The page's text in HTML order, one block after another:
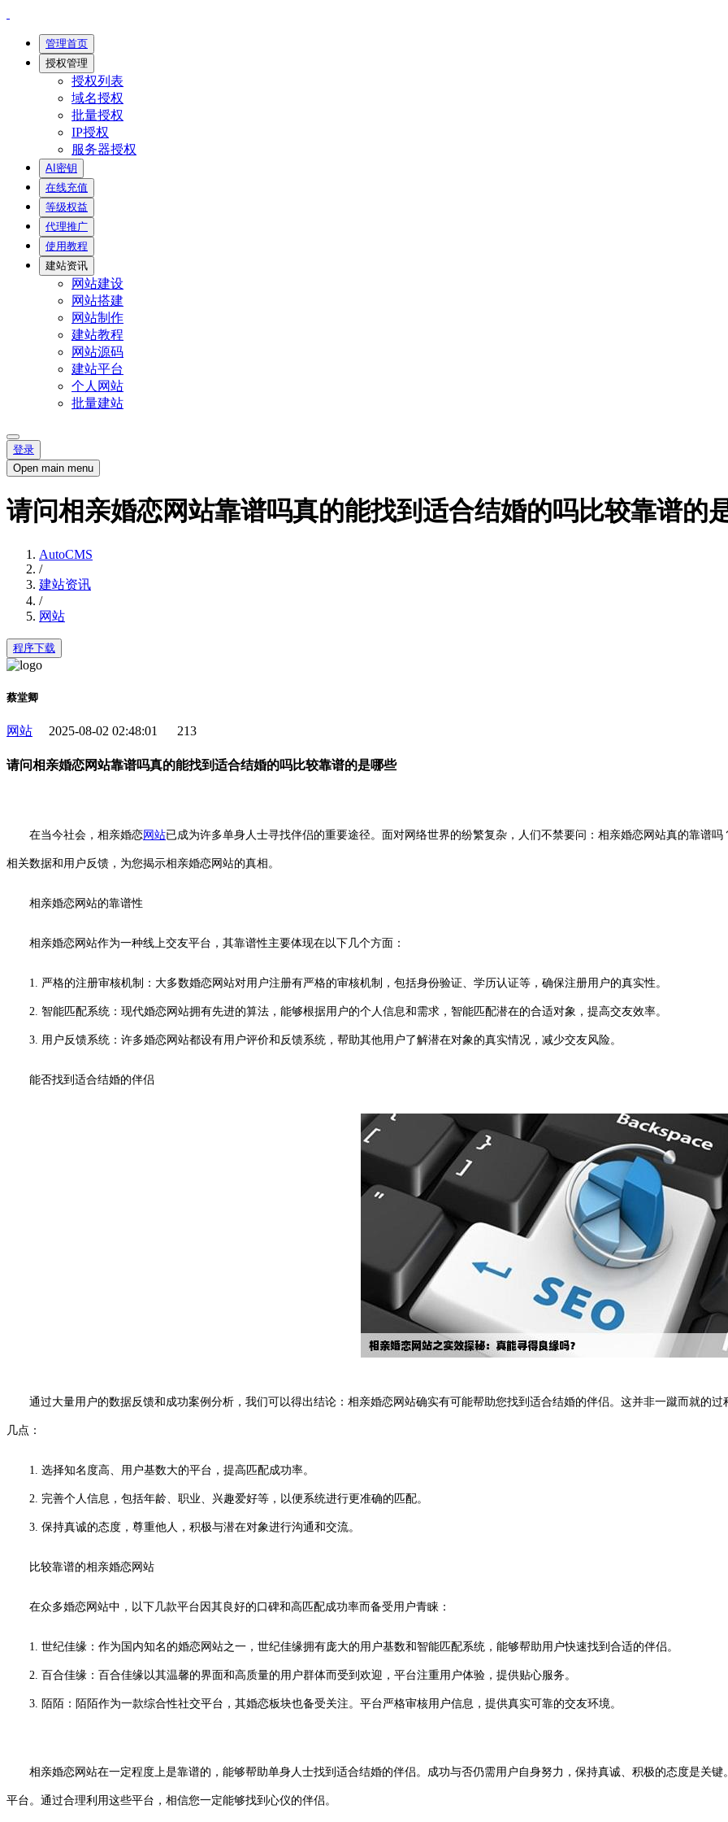
管理首页
授权管理
授权列表
域名授权
批量授权
IP授权
服务器授权
AI密钥
在线充值
等级权益
代理推广
使用教程
建站资讯
网站建设
网站搭建
网站制作
建站教程
网站源码
建站平台
个人网站
批量建站
登录
Open main menu
请问相亲婚恋网站靠谱吗真的能找到适合结婚的吗比较靠谱的
AutoCMS
/
建站资讯
/
网站
程序下载
蔡堂卿
网站 2025-08-02 02:48:01 213
请问相亲婚恋网站靠谱吗真的能找到适合结婚的吗比较靠谱的是哪些
在当今社会，相亲婚恋网站已成为许多单身人士寻找伴侣的重要途径。面对网络世界的纷繁复杂，人们不禁要问：相亲婚恋网站真的靠谱
相关数据和用户反馈，为您揭示相亲婚恋网站的真相。
相亲婚恋网站的靠谱性
相亲婚恋网站作为一种线上交友平台，其靠谱性主要体现在以下几个方面：
1. 严格的注册审核机制：大多数婚恋网站对用户注册有严格的审核机制，包括身份验证、学历认证等，确保注册用户的真实性。
2. 智能匹配系统：现代婚恋网站拥有先进的算法，能够根据用户的个人信息和需求，智能匹配潜在的合适对象，提高交友效率。
3. 用户反馈系统：许多婚恋网站都设有用户评价和反馈系统，帮助其他用户了解潜在对象的真实情况，减少交友风险。
能否找到适合结婚的伴侣
通过大量用户的数据反馈和成功案例分析，我们可以得出结论：相亲婚恋网站确实有可能帮助您找到适合结婚的伴侣。这并非一蹴而就的
几点：
1. 选择知名度高、用户基数大的平台，提高匹配成功率。
2. 完善个人信息，包括年龄、职业、兴趣爱好等，以便系统进行更准确的匹配。
3. 保持真诚的态度，尊重他人，积极与潜在对象进行沟通和交流。
比较靠谱的相亲婚恋网站
在众多婚恋网站中，以下几款平台因其良好的口碑和高匹配成功率而备受用户青睐：
1. 世纪佳缘：作为国内知名的婚恋网站之一，世纪佳缘拥有庞大的用户基数和智能匹配系统，能够帮助用户快速找到合适的伴侣。
2. 百合佳缘：百合佳缘以其温馨的界面和高质量的用户群体而受到欢迎，平台注重用户体验，提供贴心服务。
3. 陌陌：陌陌作为一款综合性社交平台，其婚恋板块也备受关注。平台严格审核用户信息，提供真实可靠的交友环境。
相亲婚恋网站在一定程度上是靠谱的，能够帮助单身人士找到适合结婚的伴侣。成功与否仍需用户自身努力，保持真诚、积极的态度是关
平台。通过合理利用这些平台，相信您一定能够找到心仪的伴侣。